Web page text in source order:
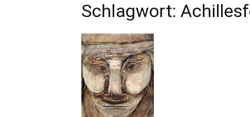
Schlagwort: